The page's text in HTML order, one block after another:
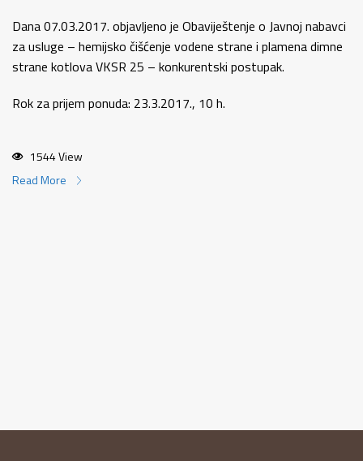
Dana 07.03.2017. objavljeno je Obaviještenje o Javnoj nabavci
za usluge – hemijsko čišćenje vodene strane i plamena dimne
strane kotlova VKSR 25 – konkurentski postupak.
Rok za prijem ponuda: 23.3.2017., 10 h.
1544 View
Read More